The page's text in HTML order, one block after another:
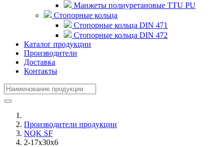
Манжеты полиуретановые TTU PU
Стопорные кольца
Стопорные кольца DIN 471
Стопорные кольца DIN 472
Каталог продукции
Производители
Доставка
Контакты
Производители продукции
NQK SF
2-17x30x6